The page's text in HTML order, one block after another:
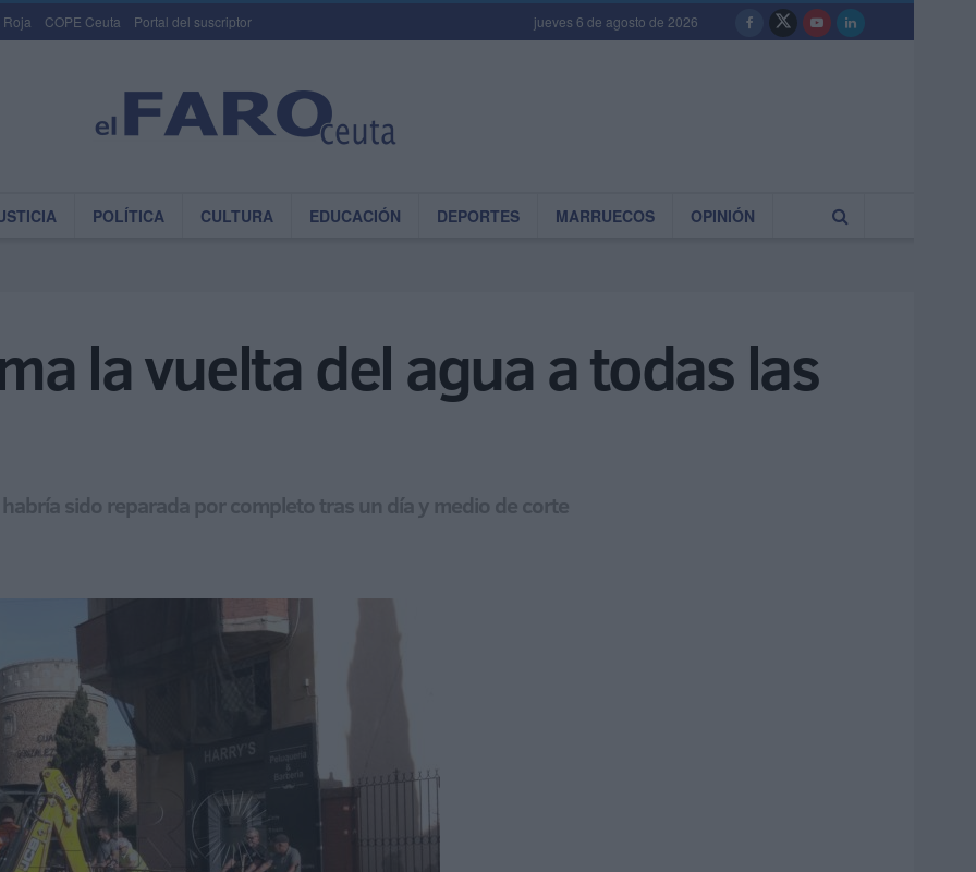
Roja COPE Ceuta Portal del suscriptor jueves 6 de agosto de 2026
POLÍTICA CULTURA EDUCACIÓN DEPORTES MARRUECOS OPINIÓN
la vuelta del agua a todas las
sido reparada por completo tras un día y medio de corte